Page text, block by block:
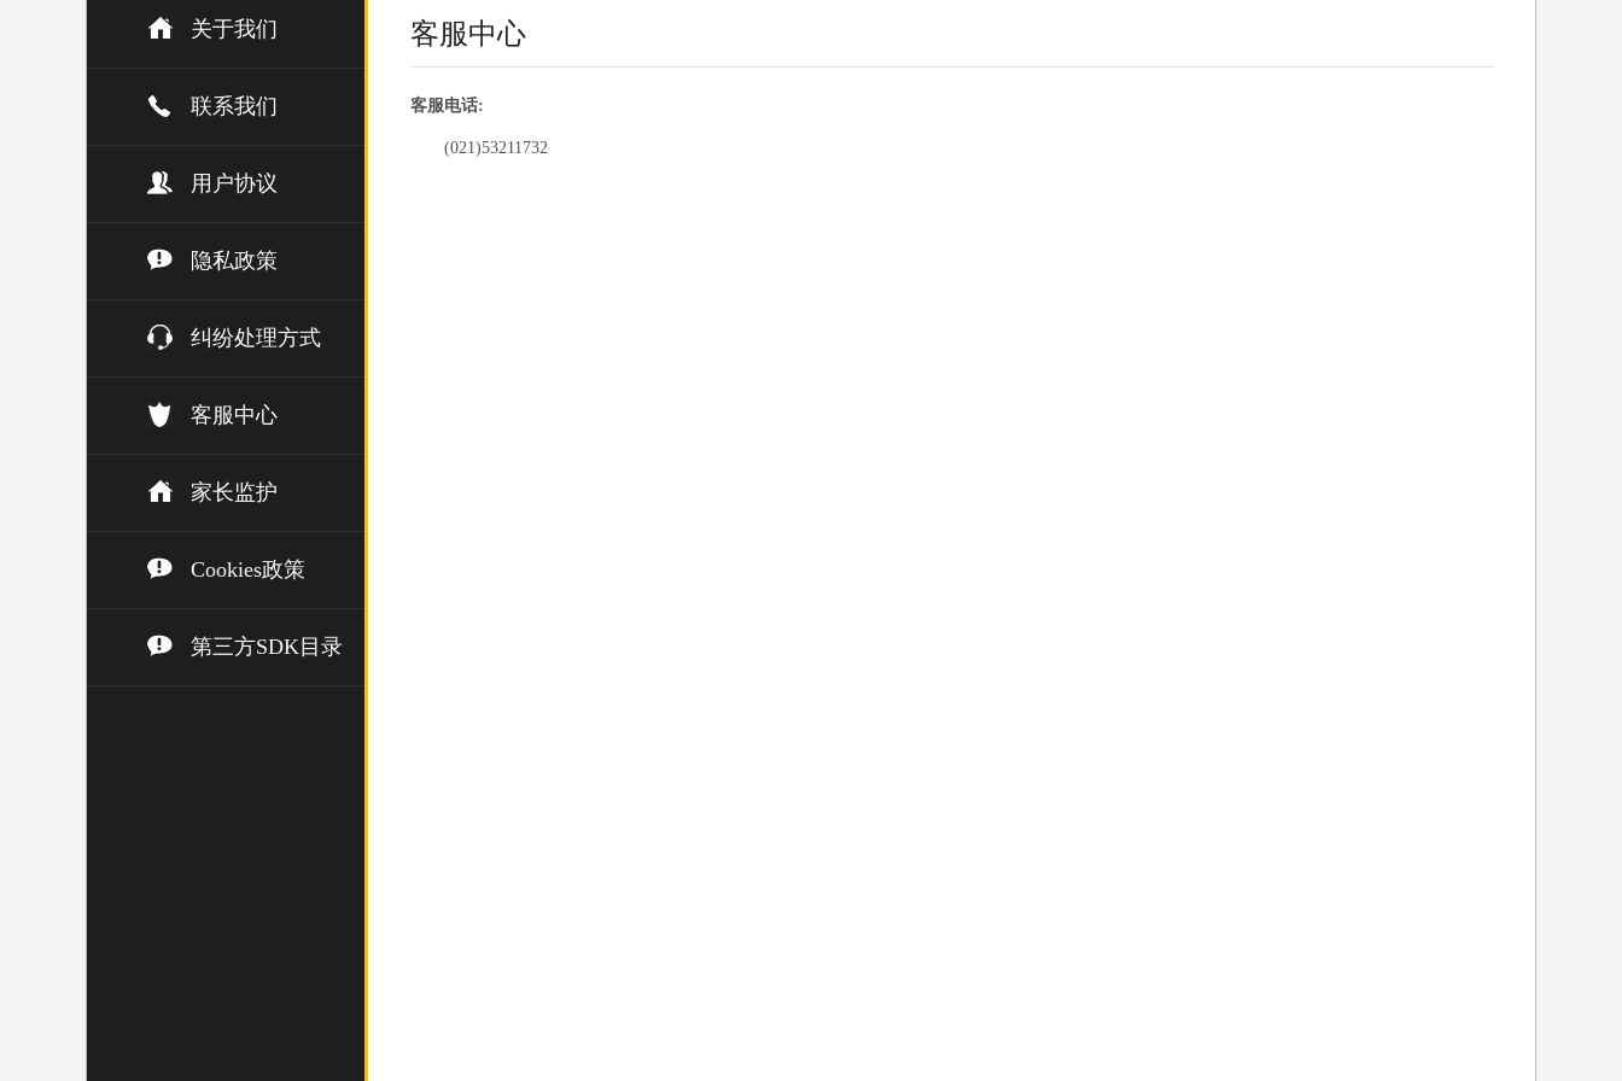
关于我们
联系我们
用户协议
隐私政策
纠纷处理方式
客服中心
家长监护
Cookies政策
第三方SDK目录
客服中心
客服电话:
(021)53211732